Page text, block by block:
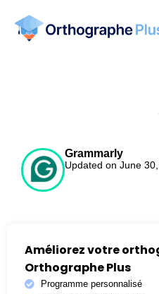
Grammarly
Updated on June
Améliorez votre
Orthographe Plus
Programme personnalisé